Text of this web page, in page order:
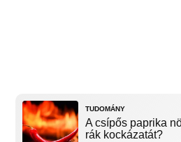
TUDOMÁNY
A csípős paprika
rák kockázatát?